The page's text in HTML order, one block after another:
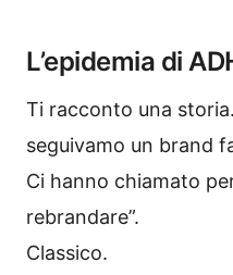
L’epidemia di
Ti racconto una
seguivamo un brand
Ci hanno chiamato
rebrandare”.
Classico.